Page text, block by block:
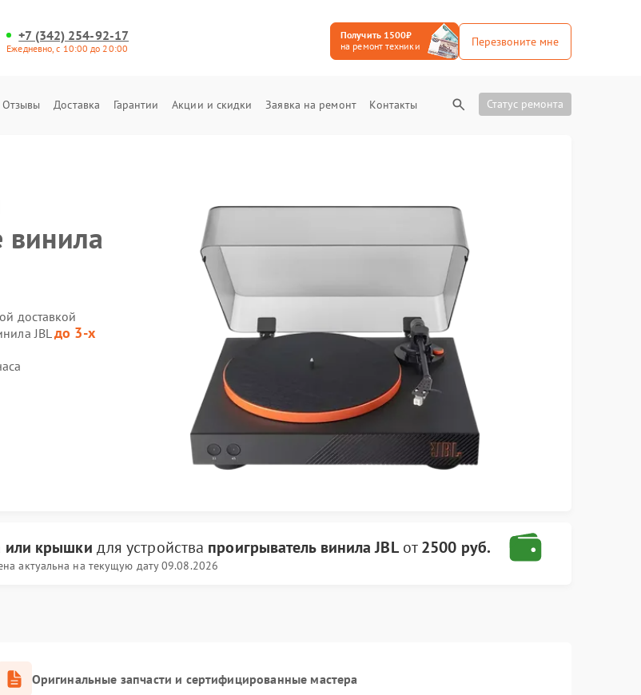
+7 (342) 254-92-17
Ежедневно, с 10:00 до 20:00
Получить 1500₽
на ремонт техники
Перезвоните мне
Отзывы Доставка Гарантии Акции и скидки Заявка на ремонт Контакты Статус ремонта
винила
доставкой
JBLдо 3-х
или крышки для устройства проигрыватель винила JBLот2500 руб.
актуальна на текущую дату 09.08.2026
Оригинальные запчасти и сертифицированные мастера